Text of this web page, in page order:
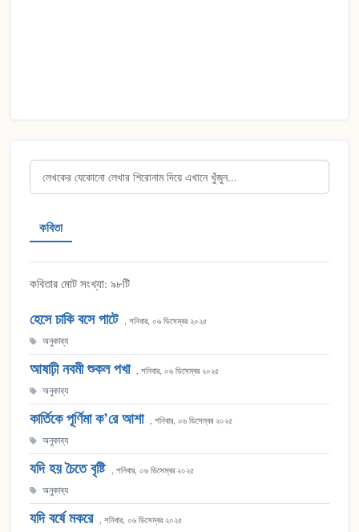
কবিতা
কবিতার মোট সংখ্যা: ৯৮টি
হেসে চাকি বসে পাটে , শনিবার, ০৬ ডিসেম্বর ২০২৫
অনুকাব্য
আষাঢ়ী নবমী শুকল পখা , শনিবার, ০৬ ডিসেম্বর ২০২৫
অনুকাব্য
কার্তিকে পূর্ণিমা ক’রে আশা , শনিবার, ০৬ ডিসেম্বর ২০২৫
অনুকাব্য
যদি হয় চৈতে বৃষ্টি , শনিবার, ০৬ ডিসেম্বর ২০২৫
অনুকাব্য
যদি বর্ষে মকরে , শনিবার, ০৬ ডিসেম্বর ২০২৫